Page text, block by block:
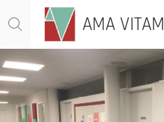
direct
de
hoofdinhoud
AMA VITAM